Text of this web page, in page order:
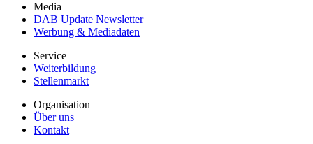
Media
DAB Update Newsletter
Werbung & Mediadaten
Service
Weiterbildung
Stellenmarkt
Organisation
Über uns
Kontakt